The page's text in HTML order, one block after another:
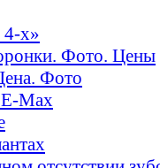
4-х»
Фото. Цены
Фото
E-Max